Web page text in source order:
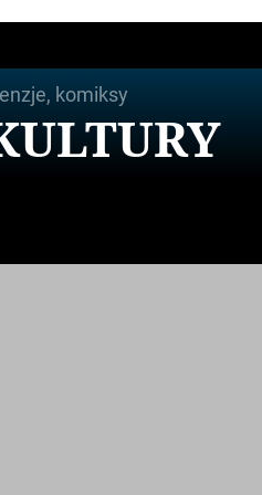
komiksy